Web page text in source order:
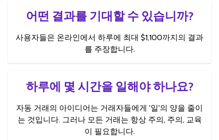
어떤 결과를 기대할 수 있습니까?
사용자들은 온라인에서 하루에 최대 $1,100까지의 결과
를 주장합니다.
하루에 몇 시간을 일해야 하나요?
자동 거래의 아이디어는 거래자들에게 '일'의 양을 줄이
는 것입니다. 그러나 모든 거래는 항상 주의, 주의, 교육
이 필요합니다.